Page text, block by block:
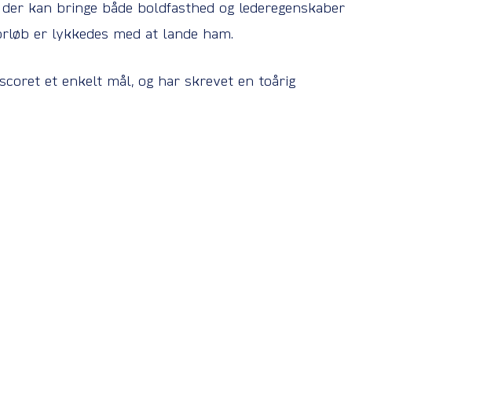
kan bringe både boldfasthed og lederegenskaber
er lykkedes med at lande ham.
et enkelt mål, og har skrevet en toårig